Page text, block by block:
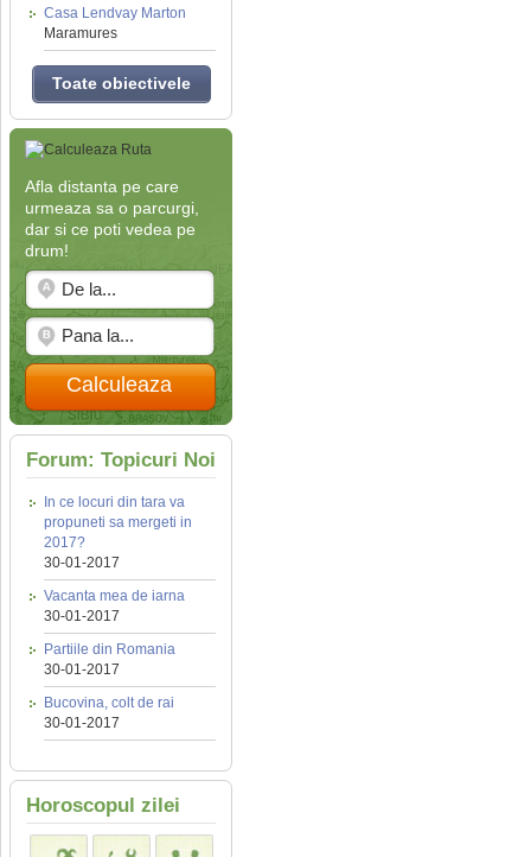
Casa Lendvay Marton
Maramures
Toate obiectivele
Afla distanta pe care
urmeaza sa o parcurgi,
dar si ce poti vedea pe
drum!
Calculeaza
Forum: Topicuri Noi
In ce locuri din tara va
propuneti sa mergeti in
2017?
30-01-2017
Vacanta mea de iarna
30-01-2017
Partiile din Romania
30-01-2017
Bucovina, colt de rai
30-01-2017
Horoscopul zilei